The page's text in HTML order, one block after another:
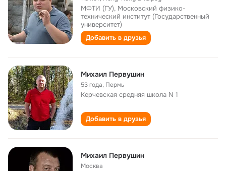
МФТИ (ГУ), Московский физико-
технический институт (Государственный
университет)
Добавить в друзья
Михаил Первушин
53 года, Пермь
Керчевская cредняя школа N 1
Добавить в друзья
Михаил Первушин
Москва